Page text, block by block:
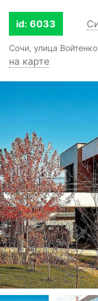
id: 6033
Сочи, улица
на карте